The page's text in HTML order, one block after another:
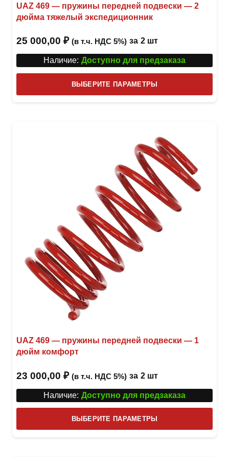
UAZ 469 — пружины передней подвески — 2
дюйма тяжелый экспедиционник
25 000,00 ₽ (в т.ч. НДС 5%) за 2 шт
Наличие: Доступно для предзаказа
ВЫБЕРИТЕ ПАРАМЕТРЫ
товар
UAZ 469 — пружины передней подвески — 1
дюйм комфорт
23 000,00 ₽ (в т.ч. НДС 5%) за 2 шт
Наличие: Доступно для предзаказа
ВЫБЕРИТЕ ПАРАМЕТРЫ
товар